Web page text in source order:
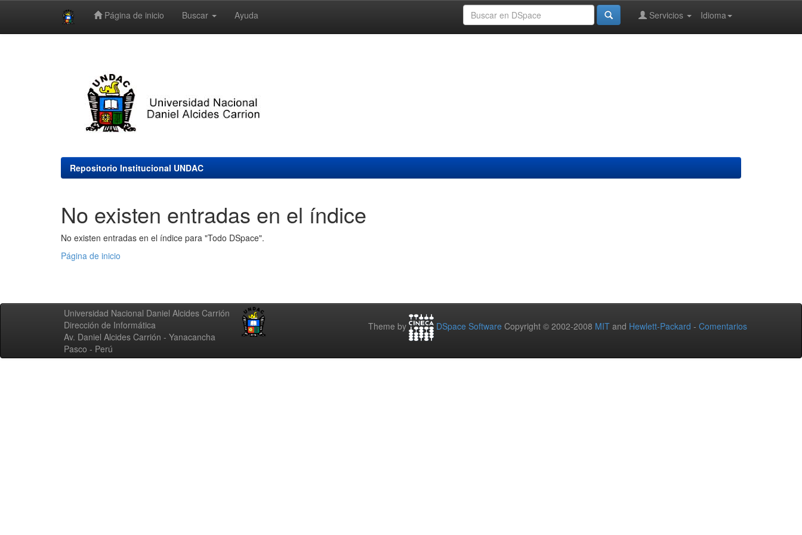
Página de inicio Buscar Ayuda Idioma
Servicios
Repositorio Institucional UNDAC
No existen entradas en el índice
No existen entradas en el índice para "Todo DSpace".
Página de inicio
Universidad Nacional Daniel Alcides Carrión
Dirección de Informática
Av. Daniel Alcides Carrión - Yanacancha
Pasco - Perú
Theme by DSpace Software Copyright © 2002-2008 MIT and Hewlett-Packard - Comentarios